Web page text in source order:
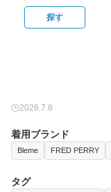
探す
2026.7.8
着用ブランド
Bleme FRED PERRY
タグ